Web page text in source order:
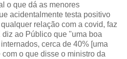
o que dá as menores
acidentalmente testa positivo
relação com a covid, faz
diz ao Público que "uma boa
cerca de 40% [uma
o que disse o ministro da